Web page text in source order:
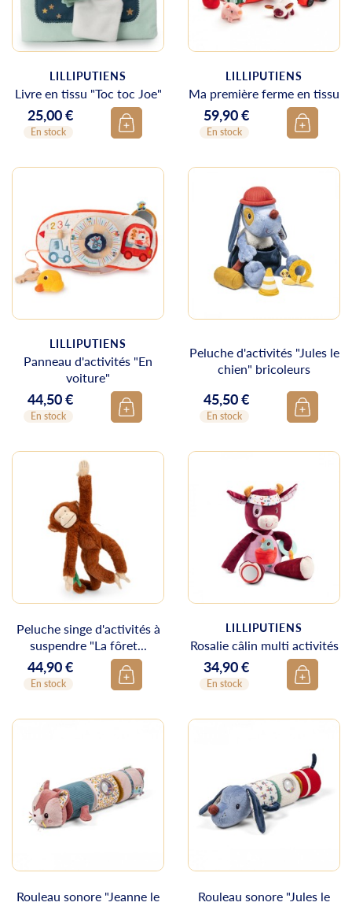
LILLIPUTIENS
Livre en tissu "Toc toc Joe"
Prix
25,00 €
En stock
LILLIPUTIENS
Ma première ferme en tissu
Prix
59,90 €
En stock
LILLIPUTIENS
Panneau d'activités "En
voiture"
Prix
44,50 €
En stock
Peluche d'activités "Jules le
chien" bricoleurs
Prix
45,50 €
En stock
Peluche singe d'activités à
suspendre "La fôret...
Prix
44,90 €
En stock
LILLIPUTIENS
Rosalie câlin multi activités
Prix
34,90 €
En stock
Rouleau sonore "Jeanne le
Rouleau sonore "Jules le